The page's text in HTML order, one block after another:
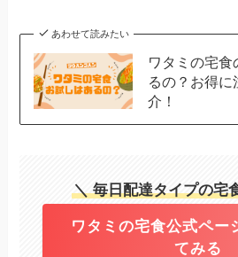
あわせて読みたい
ワタミの宅食
るの？お得に
介！
＼ 毎日配達タイプの宅
ワタミの宅食公式ペー
てみる